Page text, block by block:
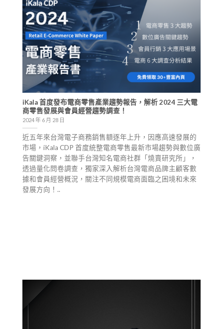
iKala 首度發布電商零售產業趨勢報告，解析 2024 三大電
商零售發展與會員經營趨勢調查！
2024 年 6 月 28 日
近五年來台灣電子商務銷售額逐年上升，因應高速發展的
市場，iKala CDP 首度統整電商零售最新市場趨勢與數位廣
告關鍵洞察，並聯手台灣知名電商社群「燒賣研究所」，
透過量化問卷調查，獨家深入解析台灣電商品牌主顧客數
據和會員經營概況，關注不同規模電商面臨之困境和未來
發展方向！..